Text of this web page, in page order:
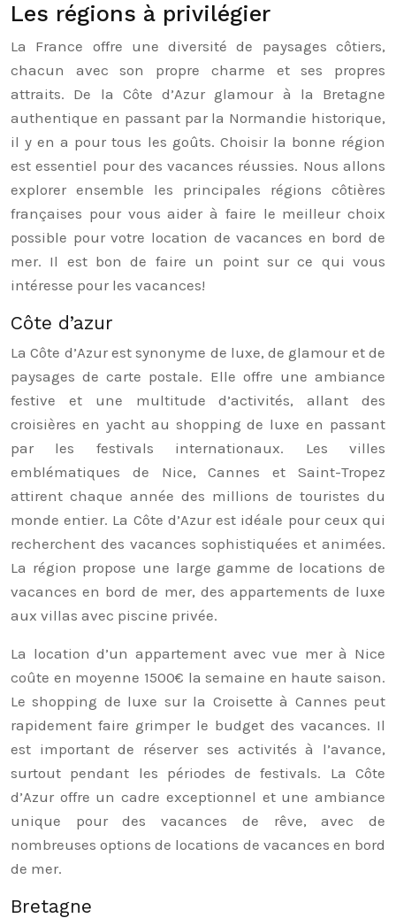
Les régions à privilégier
La France offre une diversité de paysages côtiers,
chacun avec son propre charme et ses propres
attraits. De la Côte d’Azur glamour à la Bretagne
authentique en passant par la Normandie historique,
il y en a pour tous les goûts. Choisir la bonne région
est essentiel pour des vacances réussies. Nous allons
explorer ensemble les principales régions côtières
françaises pour vous aider à faire le meilleur choix
possible pour votre location de vacances en bord de
mer. Il est bon de faire un point sur ce qui vous
intéresse pour les vacances!
Côte d’azur
La Côte d’Azur est synonyme de luxe, de glamour et de
paysages de carte postale. Elle offre une ambiance
festive et une multitude d’activités, allant des
croisières en yacht au shopping de luxe en passant
par les festivals internationaux. Les villes
emblématiques de Nice, Cannes et Saint-Tropez
attirent chaque année des millions de touristes du
monde entier. La Côte d’Azur est idéale pour ceux qui
recherchent des vacances sophistiquées et animées.
La région propose une large gamme de locations de
vacances en bord de mer, des appartements de luxe
aux villas avec piscine privée.
La location d’un appartement avec vue mer à Nice
coûte en moyenne 1500€ la semaine en haute saison.
Le shopping de luxe sur la Croisette à Cannes peut
rapidement faire grimper le budget des vacances. Il
est important de réserver ses activités à l’avance,
surtout pendant les périodes de festivals. La Côte
d’Azur offre un cadre exceptionnel et une ambiance
unique pour des vacances de rêve, avec de
nombreuses options de locations de vacances en bord
de mer.
Bretagne